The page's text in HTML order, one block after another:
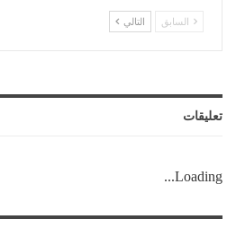
السابق التالي
تعليقات
Loading...